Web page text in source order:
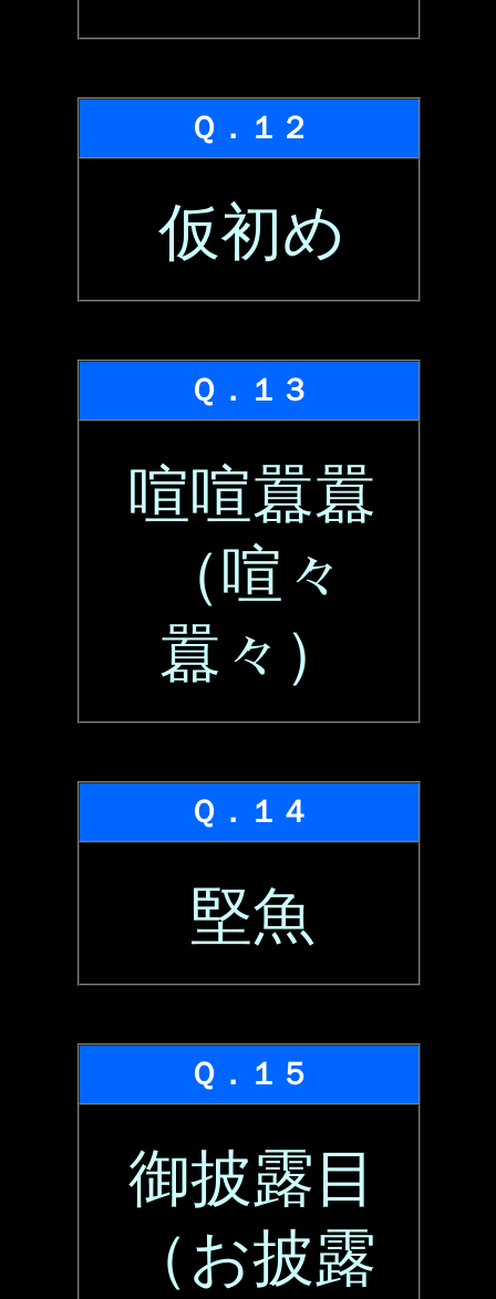
Ｑ．１２
仮初め
Ｑ．１３
喧喧囂囂
（喧々
囂々）
Ｑ．１４
堅魚
Ｑ．１５
御披露目
（お披露